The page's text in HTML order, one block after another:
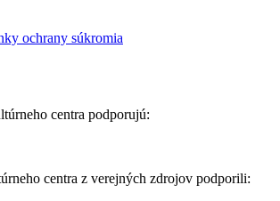
ochrany súkromia
centra podporujú:
centra z verejných zdrojov podporili: